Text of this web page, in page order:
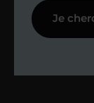
Afin de
Je